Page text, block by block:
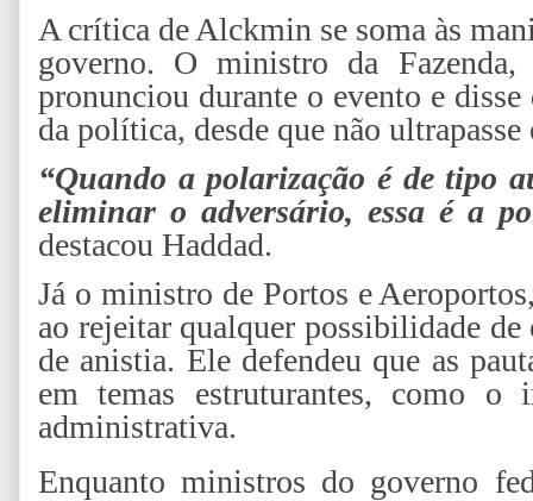
A crítica de Alckmin se soma às
governo. O ministro da Fazenda,
pronunciou durante o evento e
da política, desde que não
“Quando a polarização é de tipo
eliminar o adversário, essa é a
destacou Haddad.
Já o ministro de Portos e
ao rejeitar qualquer possibilidade
de anistia. Ele defendeu que as
em temas estruturantes, como
administrativa.
Enquanto ministros do governo